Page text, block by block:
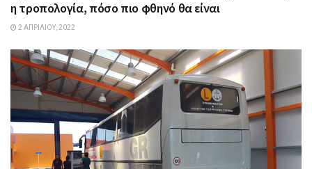
η τροπολογία, πόσο πιο φθηνό θα είναι
2 ΑΠΡΙΛΊΟΥ, 2022